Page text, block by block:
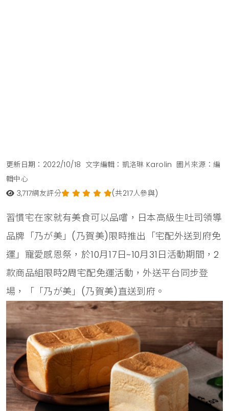
更新日期：2022/10/18 文字編輯：凱洛琳 Karolin 圖片來源：編
輯中心
3,717網友評分 (共217人參與)
習慣宅在家就有美食可以品嚐，日本高級生吐司領導
品牌「乃が美」(乃賀美)限時推出「宅配外送到府免
運」寵愛感恩祭，於10月17日~10月31日活動期間，2
款商品組限時2周宅配免運活動，外送平台同步登
場，「「乃が美」(乃賀美)直送到府。